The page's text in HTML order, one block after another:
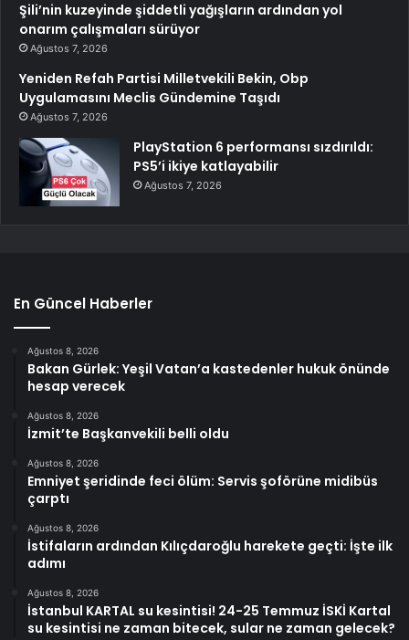
Şili’nin kuzeyinde şiddetli yağışların ardından yol
onarım çalışmaları sürüyor
Ağustos 7, 2026
Yeniden Refah Partisi Milletvekili Bekin, Obp
Uygulamasını Meclis Gündemine Taşıdı
Ağustos 7, 2026
PlayStation 6 performansı sızdırıldı:
PS5’i ikiye katlayabilir
Ağustos 7, 2026
En Güncel Haberler
Ağustos 8, 2026
Bakan Gürlek: Yeşil Vatan’a kastedenler hukuk önünde
hesap verecek
Ağustos 8, 2026
İzmit’te Başkanvekili belli oldu
Ağustos 8, 2026
Emniyet şeridinde feci ölüm: Servis şoförüne midibüs
çarptı
Ağustos 8, 2026
İstifaların ardından Kılıçdaroğlu harekete geçti: İşte ilk
adımı
Ağustos 8, 2026
İstanbul KARTAL su kesintisi! 24-25 Temmuz İSKİ Kartal
su kesintisi ne zaman bitecek, sular ne zaman gelecek?